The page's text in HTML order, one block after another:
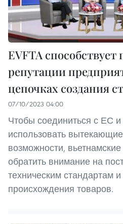
EVFTA
репутации
цепочках создания
07/10/2023 04:00
Чтобы соединиться с ЕС
использовать вытекающие
возможности,
обратить внимание на
техническим стандартам
происхождения товаров.